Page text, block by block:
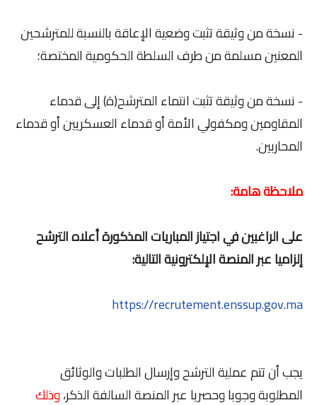
- نسخة من وثيقة تثبت وضعية الإعاقة بالنسبة للمترشحين
المعنين مسلمة من طرف السلطة الحكومية المختصة؛
- نسخة من وثيقة تثبت انتماء المترشح(ة) إلى قدماء
المقاومين ومكفولي الأمة أو قدماء العسكريين أو قدماء
المحاربين.
ملاحظة هامة:
على الراغبين في اجتياز المباريات المذكورة أعلاه الترشح
إلزاميا عبر المنصة الإلكترونية التالية:
https://recrutement.enssup.gov.ma
يجب أن تتم عملية الترشح وإرسال الطلبات والوثائق
المطلوبة وجوبا وحصريا عبر المنصة السالفة الذكر،وذلك